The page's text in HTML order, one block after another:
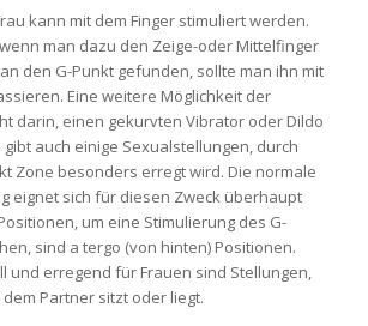
kann mit dem Finger stimuliert werden.
man dazu den Zeige-oder Mittelfinger
den G-Punkt gefunden, sollte man ihn mit
Eine weitere Möglichkeit der
darin, einen gekurvten Vibrator oder Dildo
auch einige Sexualstellungen, durch
Zone besonders erregt wird. Die normale
eignet sich für diesen Zweck überhaupt
um eine Stimulierung des G-
sind a tergo (von hinten) Positionen.
und erregend für Frauen sind Stellungen,
Partner sitzt oder liegt.